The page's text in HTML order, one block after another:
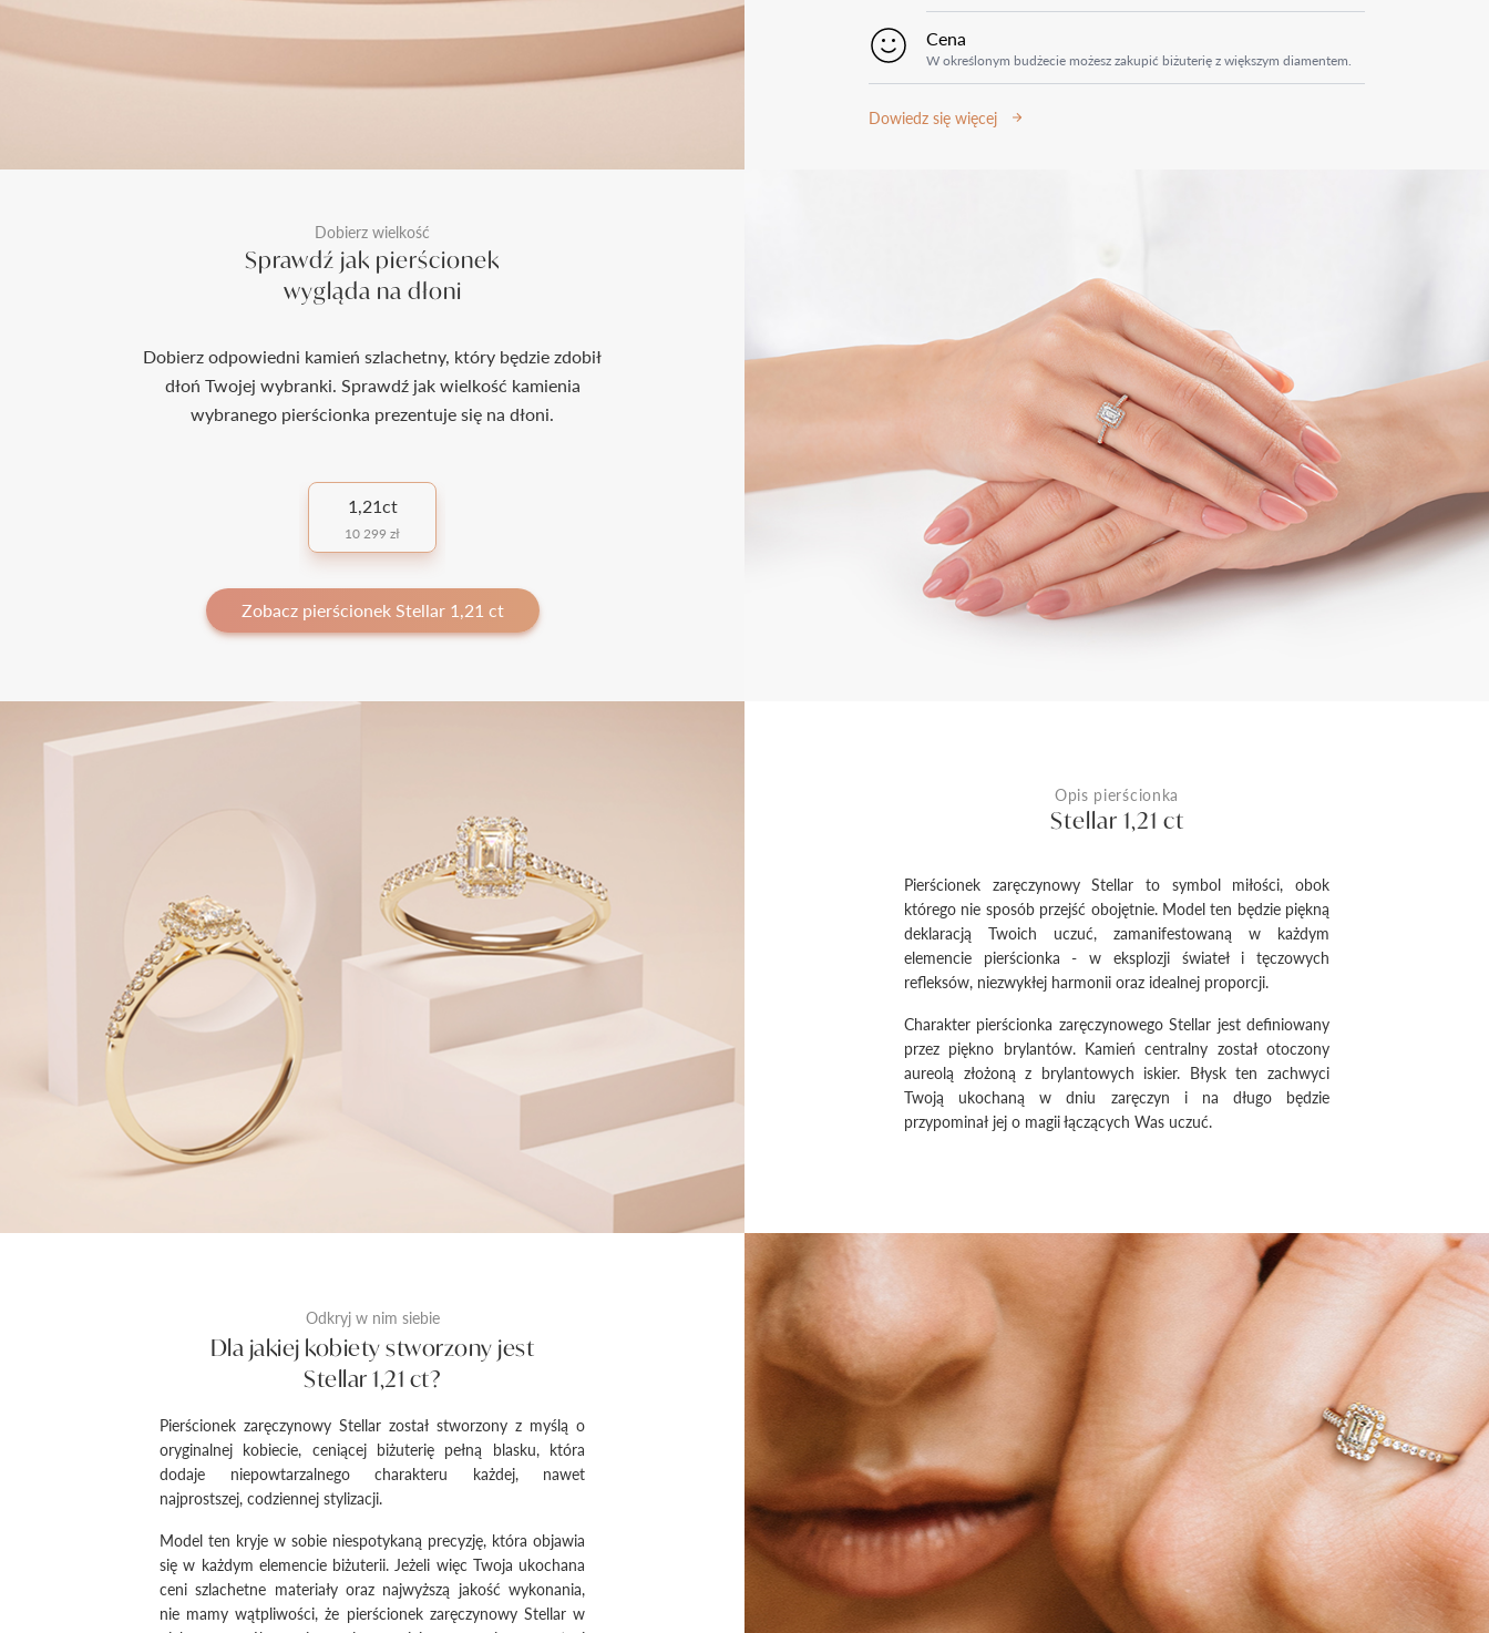
Cena
W określonym budżecie możesz zakupić biżuterię z większym diamentem.
Dowiedz się więcej
Dobierz wielkość
Sprawdź jak pierścionek
wygląda na dłoni
Dobierz odpowiedni kamień szlachetny, który będzie zdobił
dłoń Twojej wybranki. Sprawdź jak wielkość kamienia
wybranego pierścionka prezentuje się na dłoni.
1,21ct
10 299 zł
Zobacz pierścionek Stellar 1,21 ct
Opis pierścionka
Stellar 1,21 ct
Pierścionek zaręczynowy Stellar to symbol miłości, obok
którego nie sposób przejść obojętnie. Model ten będzie piękną
deklaracją Twoich uczuć, zamanifestowaną w każdym
elemencie pierścionka - w eksplozji świateł i tęczowych
refleksów, niezwykłej harmonii oraz idealnej proporcji.
Charakter pierścionka zaręczynowego Stellar jest definiowany
przez piękno brylantów. Kamień centralny został otoczony
aureolą złożoną z brylantowych iskier. Błysk ten zachwyci
Twoją ukochaną w dniu zaręczyn i na długo będzie
przypominał jej o magii łączących Was uczuć.
Odkryj w nim siebie
Dla jakiej kobiety stworzony jest
Stellar 1,21 ct?
Pierścionek zaręczynowy Stellar został stworzony z myślą o
oryginalnej kobiecie, ceniącej biżuterię pełną blasku, która
dodaje niepowtarzalnego charakteru każdej, nawet
najprostszej, codziennej stylizacji.
Model ten kryje w sobie niespotykaną precyzję, która objawia
się w każdym elemencie biżuterii. Jeżeli więc Twoja ukochana
ceni szlachetne materiały oraz najwyższą jakość wykonania,
nie mamy wątpliwości, że pierścionek zaręczynowy Stellar w